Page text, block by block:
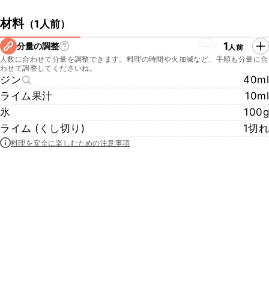
材料（1人前）
分量の調整 1人前
人数に合わせて分量を調整できます。料理の時間や火加減など、手順も分量に合
わせて調整してくださいね。
ジン
40ml
ライム果汁
10ml
氷
100g
ライム (くし切り)
1切れ
料理を安全に楽しむための注意事項